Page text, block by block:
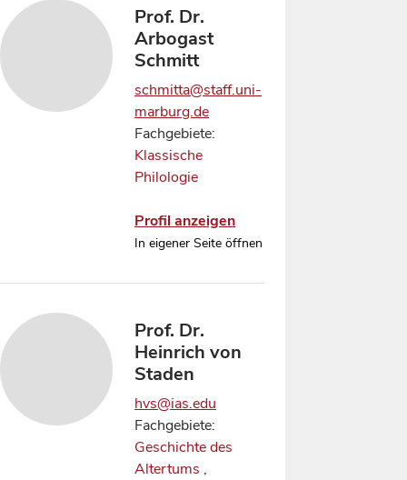
Prof. Dr.
Arbogast
Schmitt
schmitta@staff.uni-
marburg.de
Fachgebiete:
Klassische
Philologie
Profil anzeigen
In eigener Seite öffnen
Prof. Dr.
Heinrich von
Staden
hvs@ias.edu
Fachgebiete:
Geschichte des
Altertums ,